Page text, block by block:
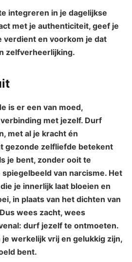
integreren in je dagelijkse‌
met je authenticiteit, geef je
verdient en ​voorkom je‌ dat
zelfverheerlijking.
⁣is er een van moed,
met jezelf.​ Durf⁣
met al je kracht én
gezonde zelfliefde betekent
je bent, zonder ooit te
van narcisme. Het
je innerlijk laat bloeien en
in plaats van‍ het dichten⁢ van⁢
wees zacht, wees
durf jezelf te ontmoeten.
je werkelijk vrij​ en gelukkig‌ zijn,
bent.